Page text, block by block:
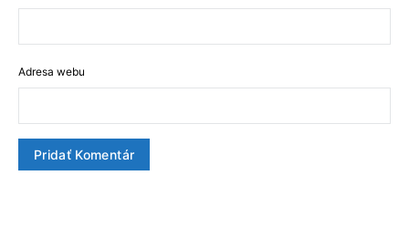
Adresa webu